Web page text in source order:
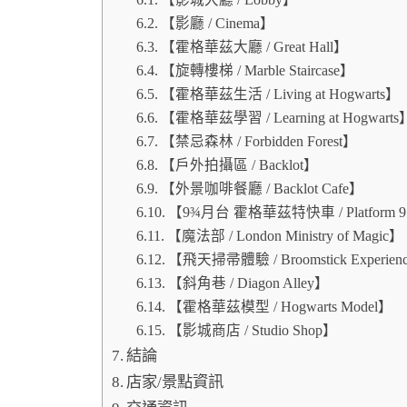
【影廳 / Cinema】
【霍格華茲大廳 / Great Hall】
【旋轉樓梯 / Marble Staircase】
【霍格華茲生活 / Living at Hogwarts】
【霍格華茲學習 / Learning at Hogwarts】
【禁忌森林 / Forbidden Forest】
【戶外拍攝區 / Backlot】
【外景咖啡餐廳 / Backlot Cafe】
【9¾月台 霍格華茲特快車 / Platform 9
【魔法部 / London Ministry of Magic】
【飛天掃帚體驗 / Broomstick
【斜角巷 / Diagon Alley】
【霍格華茲模型 / Hogwarts Model】
【影城商店 / Studio Shop】
結論
店家/景點資訊